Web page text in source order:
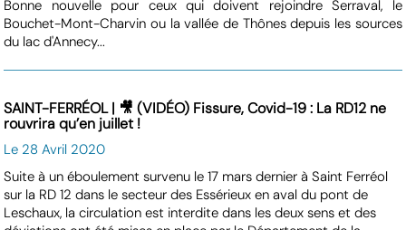
Bonne nouvelle pour ceux qui doivent rejoindre Serraval, le
Bouchet-Mont-Charvin ou la vallée de Thônes depuis les sources
du lac d'Annecy...
SAINT-FERRÉOL | 🎥 (VIDÉO) Fissure, Covid-19 : La RD12 ne
rouvrira qu’en juillet !
Le 28 Avril 2020
Suite à un éboulement survenu le 17 mars dernier à Saint Ferréol
sur la RD 12 dans le secteur des Essérieux en aval du pont de
Leschaux, la circulation est interdite dans les deux sens et des